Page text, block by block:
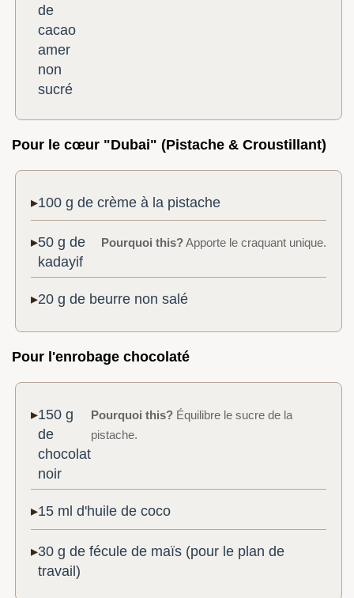
de
cacao
amer
non
sucré
Pour le cœur "Dubai" (Pistache & Croustillant)
100 g de crème à la pistache
50 g de
kadayif
Pourquoi this?Apporte le craquant unique.
20 g de beurre non salé
Pour l'enrobage chocolaté
150 g
de
chocolat
noir
Pourquoi this? Équilibre le sucre de la
pistache.
15 ml d'huile de coco
30 g de fécule de maïs (pour le plan de
travail)